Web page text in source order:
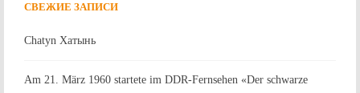
СВЕЖИЕ ЗАПИСИ
Chatyn Хатынь
Am 21. März 1960 startete im DDR-Fernsehen «Der schwarze